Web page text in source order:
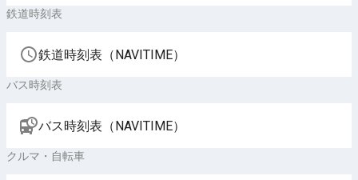
鉄道時刻表
鉄道時刻表（NAVITIME）
バス時刻表
バス時刻表（NAVITIME）
クルマ・自転車